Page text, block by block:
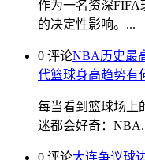
作为一名资深
的决定性影响。...
0 评论NBA历史最
代篮球身高趋势有
每当看到篮球场上
迷都会好奇：
0 评论大连争议球